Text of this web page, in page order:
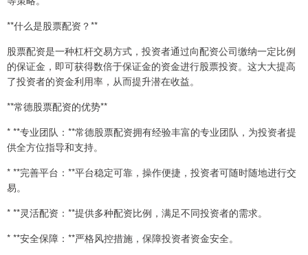
**什么是股票配资？**
股票配资是一种杠杆交易方式，投资者通过向配资公司缴纳一定比例
的保证金，即可获得数倍于保证金的资金进行股票投资。这大大提高
了投资者的资金利用率，从而提升潜在收益。
**常德股票配资的优势**
* **专业团队：**常德股票配资拥有经验丰富的专业团队，为投资者提
供全方位指导和支持。
* **完善平台：**平台稳定可靠，操作便捷，投资者可随时随地进行交
易。
* **灵活配资：**提供多种配资比例，满足不同投资者的需求。
* **安全保障：**严格风控措施，保障投资者资金安全。